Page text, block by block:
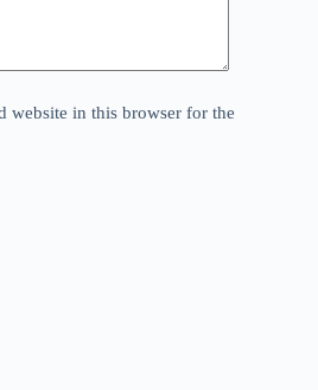
website in this browser for the